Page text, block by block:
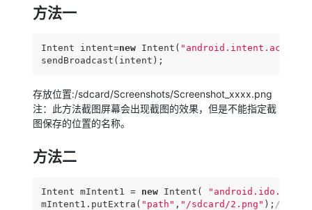
方法一
Intent intent=new Intent(
sendBroadcast(intent);
存放位置:/sdcard/Screenshots/Screenshot_xxxx.png
注：此方法截图屏幕会出现截图的效果，但是不能指定截
图保存的位置的名称。
方法二
Intent mIntent1 = new Intent(
mIntent1.putExtra( "path" , "/sdcard/2.png" ); //保存